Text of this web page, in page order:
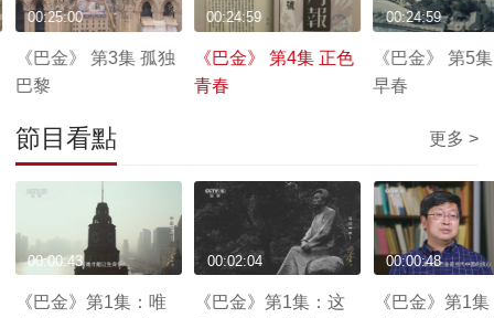
《巴金》 第3集 孤独
巴黎
00:25:00
《巴金》 第4集 正色
青春
00:24:59
《巴金》 第5
早春
00:24:59
節目看點 更多 >
《巴金》第1集：唯
00:00:43
《巴金》第1集：这
00:02:04
《巴金》第1
00:00:48